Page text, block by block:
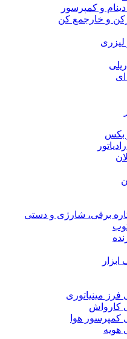
و کمپرسور
و خارجمع کن
لیزری
بکس
کاره برقی، شارژی و دستی
فرز مینیاتوری
کارواش
کمپرسور هوا
هویه